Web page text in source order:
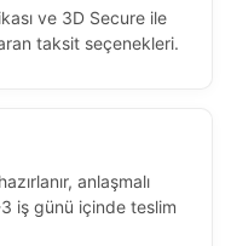
ve 3D Secure ile
taksit seçenekleri.
anlaşmalı
iş günü içinde teslim